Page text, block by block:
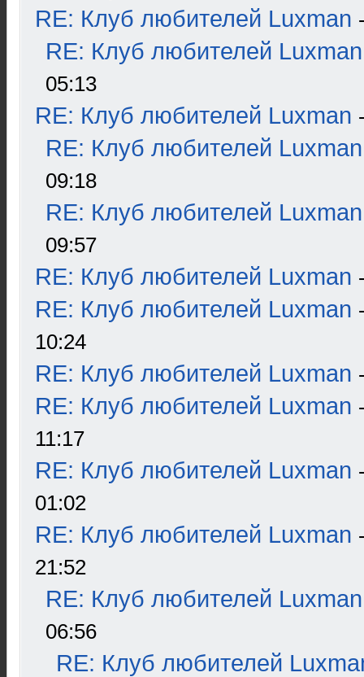
RE: Клуб любителей Luxman
RE: Клуб любителей Luxman
05:13
RE: Клуб любителей Luxman
RE: Клуб любителей Luxman
09:18
RE: Клуб любителей Luxman
09:57
RE: Клуб любителей Luxman
RE: Клуб любителей Luxman
10:24
RE: Клуб любителей Luxman
RE: Клуб любителей Luxman
11:17
RE: Клуб любителей Luxman
01:02
RE: Клуб любителей Luxman
21:52
RE: Клуб любителей Luxman
06:56
RE: Клуб любителей